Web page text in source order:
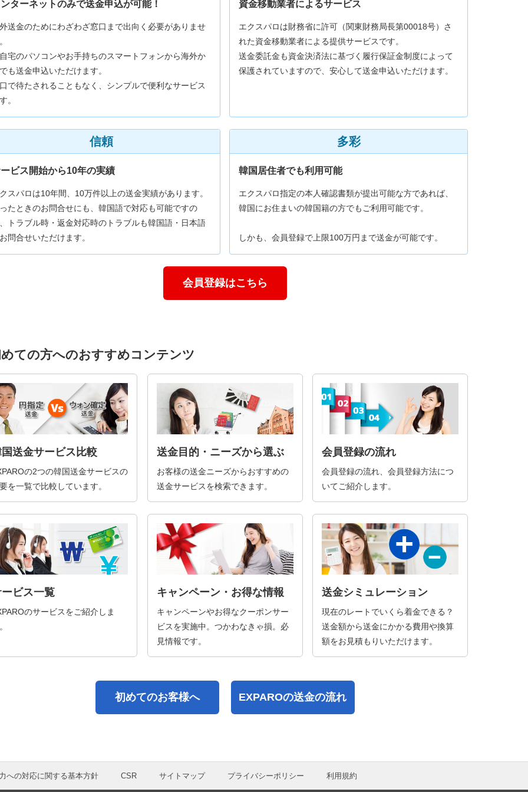
ターネットのみで送金申込が可能！
送金のためにわざわざ窓口まで出向く必要がありませ
宅のパソコンやお手持ちのスマートフォンから海外か
も送金申込いただけます。
で待たされることもなく、シンプルで便利なサービス
。
資金移動業者によるサービス
エクスパロは財務省に許可（関東財務局長第00018号）さ
れた資金移動業者による提供サービスです。
送金委託金も資金決済法に基づく履行保証金制度によって
保護されていますので、安心して送金申込いただけます。
信頼
ビス開始から10年の実績
スパロは10年間、10万件以上の送金実績があります。
たときのお問合せにも、韓国語で対応も可能ですの
トラブル時・返金対応時のトラブルも韓国語・日本語
問合せいただけます。
多彩
韓国居住者でも利用可能
エクスパロ指定の本人確認書類が提出可能な方であれば、
韓国にお住まいの韓国籍の方でもご利用可能です。
しかも、会員登録で上限100万円まで送金が可能です。
会員登録はこちら
ての方へのおすすめコンテンツ
送金サービス比較
の2つの韓国送金サービスの
を一覧で比較しています。
送金目的・ニーズから選ぶ
お客様の送金ニーズからおすすめの
送金サービスを検索できます。
会員登録の流れ
会員登録の流れ、会員登録方法につ
いてご紹介します。
ビス一覧
のサービスをご紹介しま
キャンペーン・お得な情報
キャンペーンやお得なクーポンサー
ビスを実施中。つかわなきゃ損。必
見情報です。
送金シミュレーション
現在のレートでいくら着金できる？
送金額から送金にかかる費用や換算
額をお見積もりいただけます。
初めてのお客様へ EXPAROの送金の流れ
への対応に関する基本方針 CSR サイトマップ プライバシーポリシー 利用規約